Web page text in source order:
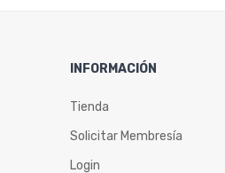
INFORMACIÓN
Tienda
Solicitar Membresía
Login